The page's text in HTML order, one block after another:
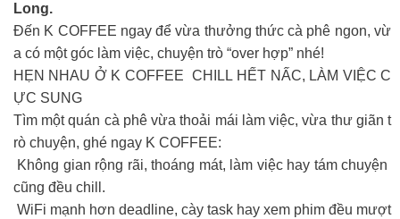
Long.
Đến K COFFEE ngay để vừa thưởng thức cà phê ngon, vừ
a có một góc làm việc, chuyện trò “over hợp” nhé!
HẸN NHAU Ở K COFFEE CHILL HẾT NẤC, LÀM VIỆC C
ỰC SUNG
Tìm một quán cà phê vừa thoải mái làm việc, vừa thư giãn t
rò chuyện, ghé ngay K COFFEE:
Không gian rộng rãi, thoáng mát, làm việc hay tám chuyện
cũng đều chill.
WiFi mạnh hơn deadline, cày task hay xem phim đều mượt